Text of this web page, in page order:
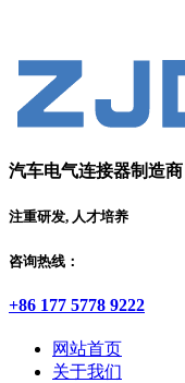
汽车电气连接器制造商
注重研发, 人才培养
咨询热线：
+86 177 5778 9222
网站首页
关于我们